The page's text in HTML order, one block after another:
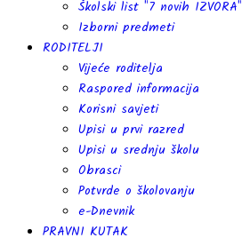
Školski list "7 novih IZVORA"
Izborni predmeti
RODITELJI
Vijeće roditelja
Raspored informacija
Korisni savjeti
Upisi u prvi razred
Upisi u srednju školu
Obrasci
Potvrde o školovanju
e-Dnevnik
PRAVNI KUTAK